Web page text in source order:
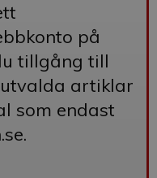
på
tillgång till
artiklar
som endast